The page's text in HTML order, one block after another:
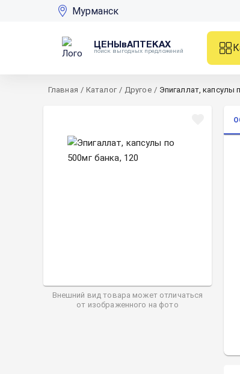
Мурманск
ЦЕНЫвАПТЕКАХ
поиск выгодных предложений
Главная / Каталог / Другое / Эпигаллат, капсулы
Внешний вид товара может отличаться
от изображенного на фото